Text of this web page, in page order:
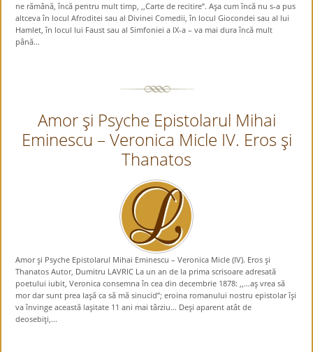
ne rămână, încă pentru mult timp, ,,Carte de recitire”. Aşa cum încă nu s-a pus
altceva în locul Afroditei sau al Divinei Comedii, în locul Giocondei sau al lui
Hamlet, în locul lui Faust sau al Simfoniei a IX-a – va mai dura încă mult
până...
Amor şi Psyche Epistolarul Mihai
Eminescu – Veronica Micle IV. Eros şi
Thanatos
Amor şi Psyche Epistolarul Mihai Eminescu – Veronica Micle (IV). Eros şi
Thanatos Autor, Dumitru LAVRIC La un an de la prima scrisoare adresată
poetului iubit, Veronica consemna în cea din decembrie 1878: ,,…aş vrea să
mor dar sunt prea laşă ca să mă sinucid”; eroina romanului nostru epistolar îşi
va învinge această laşitate 11 ani mai târziu… Deşi aparent atât de
deosebiţi,...